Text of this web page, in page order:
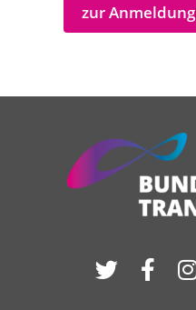
zur Anmeldung